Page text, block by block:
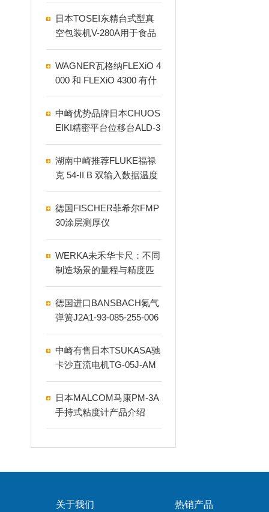
日本TOSEI东精台式型真
空包装机V-280A用于食品
行业
WAGNER瓦格纳FLEXiO 4
000 和 FLEXiO 4300 有什
么区别？
中崎优势品牌日本CHUOS
EIKI精密平台位移台ALD-3
01-HM
湖南中崎推荐FLUKE福禄
克 54-II B 双输入数据温度
计
德国FISCHER菲希尔FMP
30涂层测厚仪
WERKA未禾华卡尺：不同
制造场景的量程与精度匹
配指南
德国进口BANSBACH氮气
弹簧J2A1-93-085-255-006
825N
中崎有售日本TSUKASA驰
卡沙直流电机TG-05J-AM
D-500-KA
日本MALCOM马康PM-3A
手持式粘度计产品介绍
关于我们 热销产品